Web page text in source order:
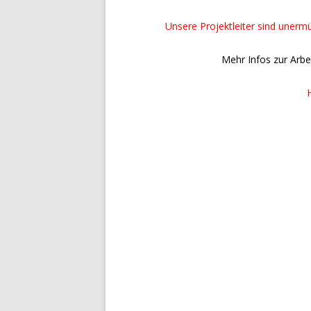
Unsere Projektleiter sind
Mehr Infos zur